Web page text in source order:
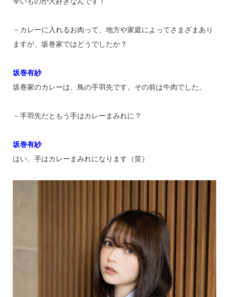
－カレーに入れるお肉って、地方や家庭によってさまざまあり
ますが、坂巻家ではどうでしたか？
坂巻有紗
坂巻家のカレーは、鳥の手羽先です。その前は牛肉でした。
－手羽先だともう手はカレーまみれに？
坂巻有紗
はい、手はカレーまみれになります（笑）